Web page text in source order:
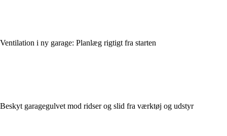
Ventilation i ny garage: Planlæg rigtigt fra starten
Beskyt garagegulvet mod ridser og slid fra værktøj og udstyr